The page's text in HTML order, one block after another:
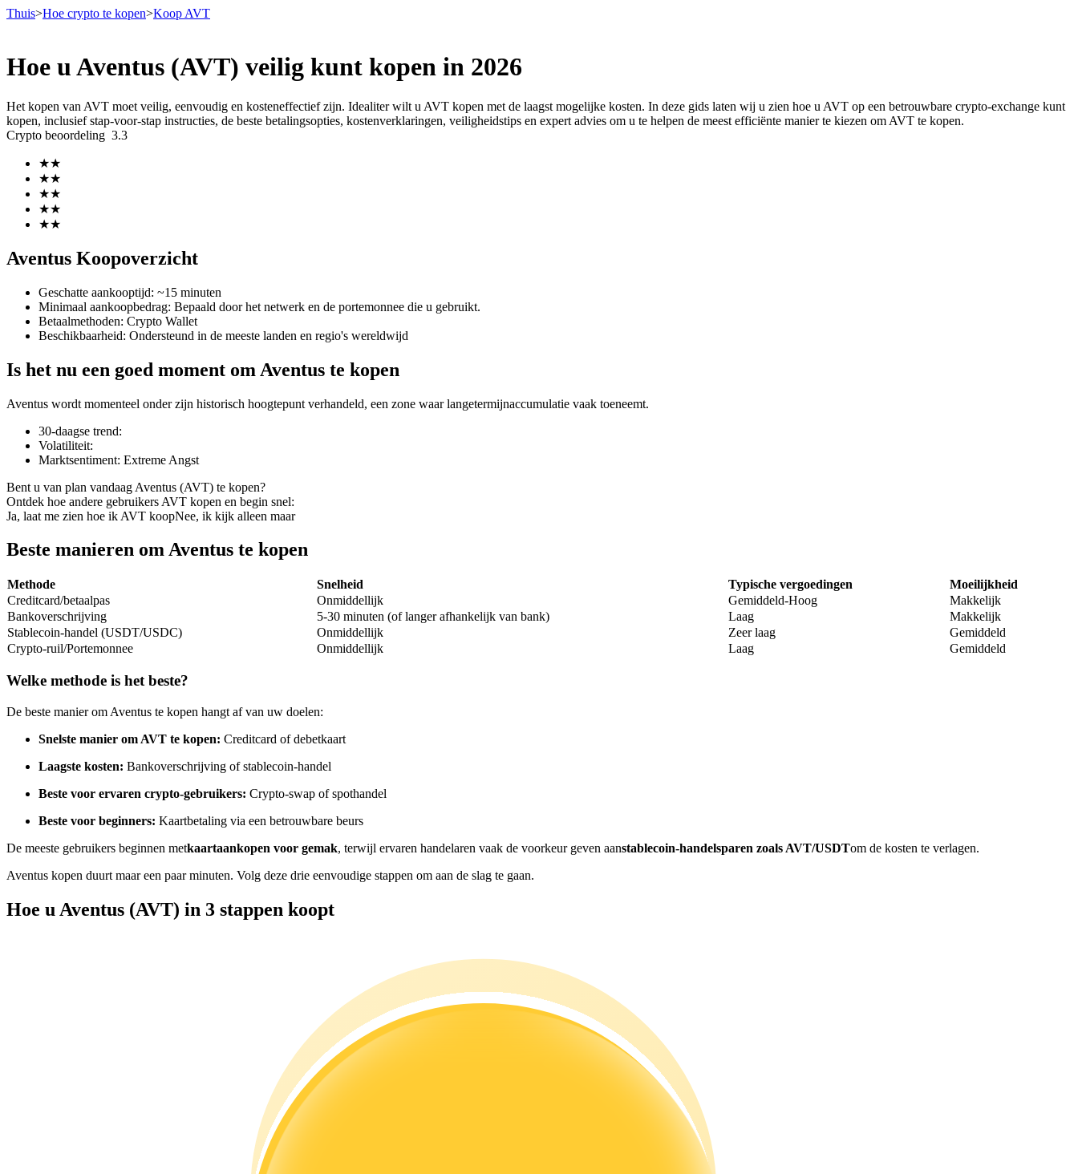
Termijncontracten
Futures met USDT als onderpand
COIN-M-futures
Cryptocurrency-futures
TradFi
Derivaten voor aandelen, forex, edelmetalen en grondstoffen
USDC-futures
Futures met USDC als onderpand
Geniet van winstdeling en copy trading commissies
Thuis>Hoe crypto te kopen>Koop AVT
Hoe u Aventus (AVT) veilig kunt kopen in 2026
Het kopen van AVT moet veilig, eenvoudig en kosteneffectief zijn. Idealiter wilt u AVT kopen met de laagst mogelijke kosten. In deze gids laten wij u zien hoe u AVT op een betrouwbare crypto-exchange kunt
kopen, inclusief stap-voor-stap instructies, de beste betalingsopties, kostenverklaringen, veiligheidstips en expert advies om u te helpen de meest efficiënte manier te kiezen om AVT te kopen.
Crypto beoordeling 3.3
★★
★★
★★
★★
★★
Aventus Koopoverzicht
Geschatte aankooptijd: ~15 minuten
Minimaal aankoopbedrag: Bepaald door het netwerk en de portemonnee die u gebruikt.
Betaalmethoden: Crypto Wallet
Beschikbaarheid: Ondersteund in de meeste landen en regio's wereldwijd
Is het nu een goed moment om Aventus te kopen
Aventus wordt momenteel onder zijn historisch hoogtepunt verhandeld, een zone waar langetermijnaccumulatie vaak toeneemt.
30-daagse trend:
Volatiliteit:
Marktsentiment: Extreme Angst
Bent u van plan vandaag Aventus (AVT) te kopen?
Ontdek hoe andere gebruikers AVT kopen en begin snel:
Ja, laat me zien hoe ik AVT koopNee, ik kijk alleen maar
Beste manieren om Aventus te kopen
Methode Snelheid Typische vergoedingen
Moeilijkheid
Creditcard/betaalpas
Onmiddellijk Gemiddeld-Hoog
Makkelijk
Bankoverschrijving
5-30 minuten (of langer afhankelijk van bank) Laag
Makkelijk
Stablecoin-handel (USDT/USDC)
Onmiddellijk Zeer laag
Gemiddeld
Crypto-ruil/Portemonnee
Onmiddellijk Laag Gemiddeld
Welke methode is het beste?
De beste manier om Aventus te kopen hangt af van uw doelen:
Snelste manier om AVT te kopen: Creditcard of debetkaart
Laagste kosten: Bankoverschrijving of stablecoin-handel
Beste voor ervaren crypto-gebruikers: Crypto-swap of spothandel
Beste voor beginners: Kaartbetaling via een betrouwbare beurs
De meeste gebruikers beginnen metkaartaankopen voor gemak, terwijl ervaren handelaren vaak de voorkeur geven aanstablecoin-handelsparen zoals AVT/USDTom de kosten te verlagen.
Aventus kopen duurt maar een paar minuten. Volg deze drie eenvoudige stappen om aan de slag te gaan.
Hoe u Aventus (AVT) in 3 stappen koopt